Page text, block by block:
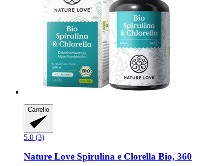
Carrello
5.0 (3)
Nature Love Spirulina e Clorella Bio, 360